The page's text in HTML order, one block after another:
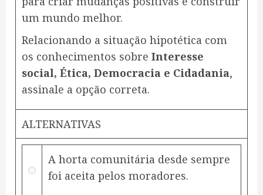
um mundo melhor.
Relacionando a situação hipotética com
os conhecimentos sobre Interesse
social, Ética, Democracia e Cidadania,
assinale a opção correta.
ALTERNATIVAS
A horta comunitária desde sempre
foi aceita pelos moradores.